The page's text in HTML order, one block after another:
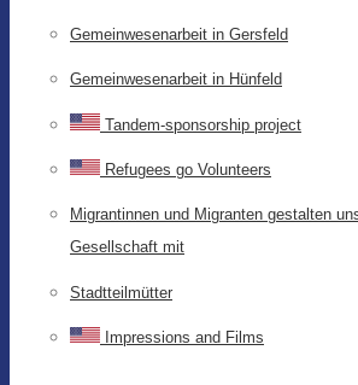
Gemeinwesenarbeit in Gersfeld
Gemeinwesenarbeit in Hünfeld
Tandem-sponsorship project
Refugees go Volunteers
Migrantinnen und Migranten gestalten
Gesellschaft mit
Stadtteilmütter
Impressions and Films